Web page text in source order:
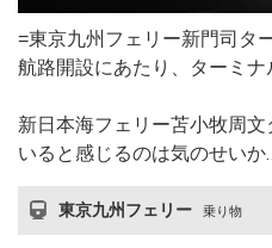
=東京九州フェリー新門司タ
航路開設にあたり、ターミナ
新日本海フェリー苫小牧周
いると感じるのは気のせいか‥
東京九州フェリー 乗り物